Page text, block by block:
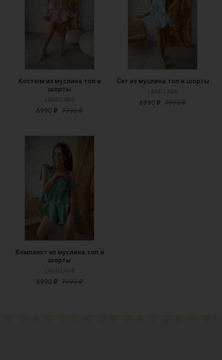
Костюм из муслина топ и
шорты
LAMI LAMI
6990 ₽ 7990 ₽
Сет из муслина топ и шорты
LAMI LAMI
6990 ₽ 7990 ₽
Комплект из муслина топ и
шорты
LAMI LAMI
6990 ₽ 7990 ₽